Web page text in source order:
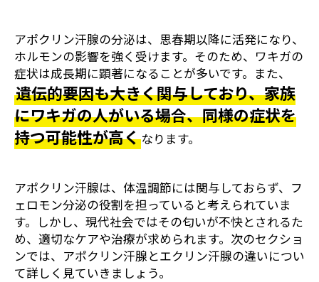
アポクリン汗腺の分泌は、思春期以降に活発になり、
ホルモンの影響を強く受けます。そのため、ワキガの
症状は成長期に顕著になることが多いです。また、
遺伝的要因も大きく関与しており、家族
にワキガの人がいる場合、同様の症状を
持つ可能性が高くなります。
アポクリン汗腺は、体温調節には関与しておらず、フ
ェロモン分泌の役割を担っていると考えられていま
す。しかし、現代社会ではその匂いが不快とされるた
め、適切なケアや治療が求められます。次のセクショ
ンでは、アポクリン汗腺とエクリン汗腺の違いについ
て詳しく見ていきましょう。